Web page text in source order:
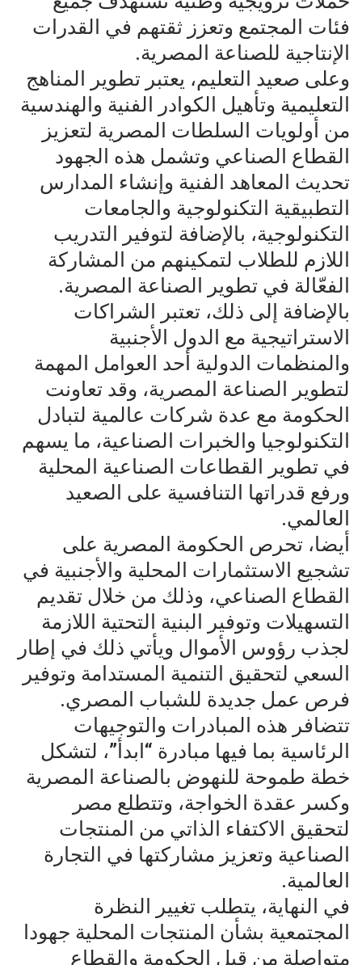
فئات المجتمع وتعزز ثقتهم في القدرات
الإنتاجية للصناعة المصرية.
وعلى صعيد التعليم، يعتبر تطوير المناهج
التعليمية وتأهيل الكوادر الفنية والهندسية
من أولويات السلطات المصرية لتعزيز
القطاع الصناعي وتشمل هذه الجهود
تحديث المعاهد الفنية وإنشاء المدارس
التطبيقية التكنولوجية والجامعات
التكنولوجية، بالإضافة لتوفير التدريب
اللازم للطلاب لتمكينهم من المشاركة
الفعّالة في تطوير الصناعة المصرية.
بالإضافة إلى ذلك، تعتبر الشراكات
الاستراتيجية مع الدول الأجنبية
والمنظمات الدولية أحد العوامل المهمة
لتطوير الصناعة المصرية، وقد تعاونت
الحكومة مع عدة شركات عالمية لتبادل
التكنولوجيا والخبرات الصناعية، ما يسهم
في تطوير القطاعات الصناعية المحلية
ورفع قدراتها التنافسية على الصعيد
العالمي.
أيضا، تحرص الحكومة المصرية على
تشجيع الاستثمارات المحلية والأجنبية في
القطاع الصناعي، وذلك من خلال تقديم
التسهيلات وتوفير البنية التحتية اللازمة
لجذب رؤوس الأموال ويأتي ذلك في إطار
السعي لتحقيق التنمية المستدامة وتوفير
فرص عمل جديدة للشباب المصري.
تتضافر هذه المبادرات والتوجيهات
الرئاسية بما فيها مبادرة “ابدأ”، لتشكل
خطة طموحة للنهوض بالصناعة المصرية
وكسر عقدة الخواجة، وتتطلع مصر
لتحقيق الاكتفاء الذاتي من المنتجات
الصناعية وتعزيز مشاركتها في التجارة
العالمية.
في النهاية، يتطلب تغيير النظرة
المجتمعية بشأن المنتجات المحلية جهودا
متواصلة من قبل الحكومة والقطاع